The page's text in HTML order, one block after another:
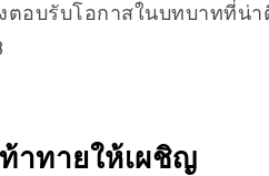
ตอบรับโอกาสในบทบาทที่น่
าทายให้เผชิญ